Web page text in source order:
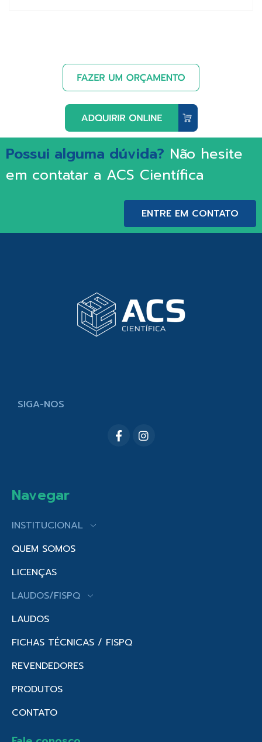
Possui alguma dúvida? Não hesite
em contatar a ACS Científica
ENTRE EM CONTATO
SIGA-NOS
Navegar
INSTITUCIONAL
QUEM SOMOS
LICENÇAS
LAUDOS/FISPQ
LAUDOS
FICHAS TÉCNICAS / FISPQ
REVENDEDORES
PRODUTOS
CONTATO